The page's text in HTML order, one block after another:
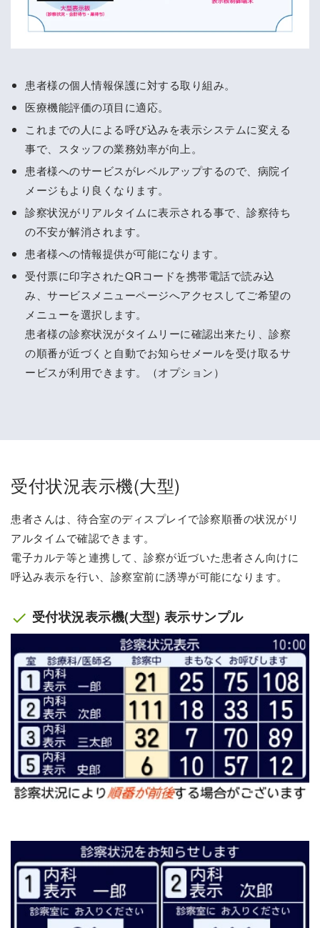
患者様の個人情報保護に対する取り組み。
医療機能評価の項目に適応。
これまでの人による呼び込みを表示システムに変える
事で、スタッフの業務効率が向上。
患者様へのサービスがレベルアップするので、病院イ
メージもより良くなります。
診察状況がリアルタイムに表示される事で、診察待ち
の不安が解消されます。
患者様への情報提供が可能になります。
受付票に印字されたQRコードを携帯電話で読み込
み、サービスメニューページへアクセスしてご希望の
メニューを選択します。
患者様の診察状況がタイムリーに確認出来たり、診察
の順番が近づくと自動でお知らせメールを受け取るサ
ービスが利用できます。（オプション）
受付状況表示機(大型)
患者さんは、待合室のディスプレイで診察順番の状況がリ
アルタイムで確認できます。
電子カルテ等と連携して、診察が近づいた患者さん向けに
呼込み表示を行い、診察室前に誘導が可能になります。
check 受付状況表示機(大型) 表示サンプル